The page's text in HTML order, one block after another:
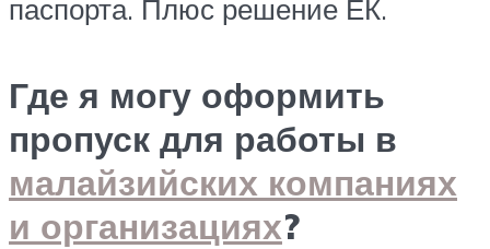
паспорта. Плюс решение ЕК.
Где я могу оформить
пропуск для работы в
малайзийских компаниях
и организациях?